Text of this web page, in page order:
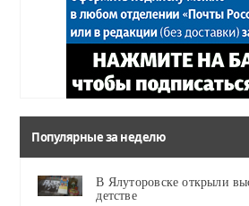
Популярные за неделю
В Ялуторовске открыли
детстве